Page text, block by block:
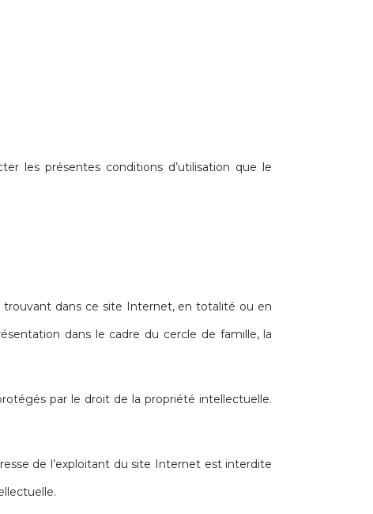
les présentes conditions d’utilisation que le
trouvant dans ce site Internet, en totalité ou en
dans le cadre du cercle de famille, la
par le droit de la propriété intellectuelle.
de l’exploitant du site Internet est interdite